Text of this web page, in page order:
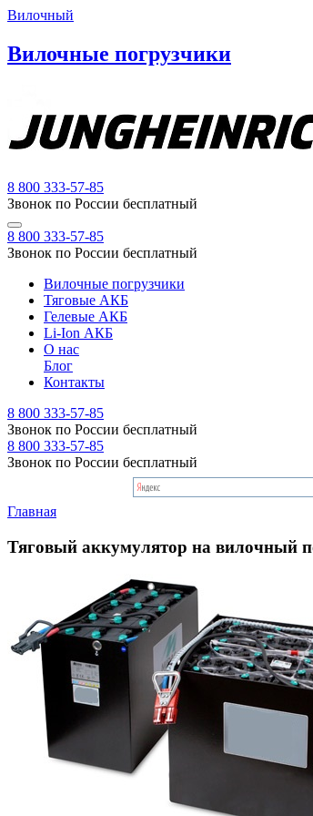
Вилочный
Вилочные погрузчики
8 800 333-57-85
Звонок по России бесплатный
8 800 333-57-85
Звонок по России бесплатный
Вилочные погрузчики
Тяговые АКБ
Гелевые АКБ
Li-Ion АКБ
О нас
Блог
Контакты
8 800 333-57-85
Звонок по России бесплатный
8 800 333-57-85
Звонок по России бесплатный
Главная
Тяговый аккумулятор на вилочный